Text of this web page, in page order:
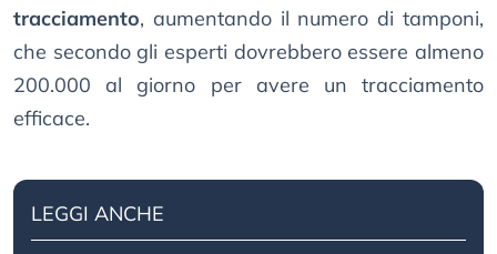
tracciamento, aumentando il numero di tamponi,
che secondo gli esperti dovrebbero essere almeno
200.000 al giorno per avere un tracciamento
efficace.
LEGGI ANCHE